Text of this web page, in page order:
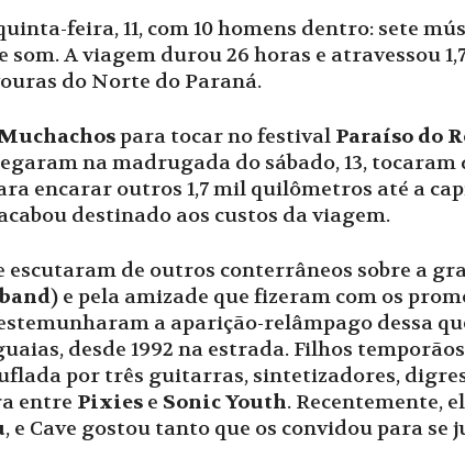
feira, 11, com 10 homens dentro: sete
A viagem durou 26 horas e atravessou
do Norte do Paraná.
para tocar no festival Paraíso do
na madrugada do sábado, 13,
encarar outros 1,7 mil quilômetros até a
destinado aos custos da viagem.
de outros conterrâneos sobre a
) e pela amizade que fizeram com os
a aparição-relâmpago dessa
desde 1992 na estrada. Filhos
por três guitarras, sintetizadores,
entre Pixies e Sonic Youth. Recentemente,
, e Cave gostou tanto que os convidou para